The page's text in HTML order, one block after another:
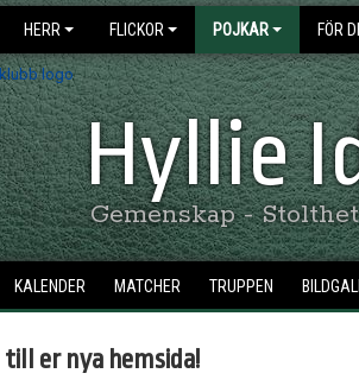
HERR FLICKOR POJKAR FÖR
Hyllie
Gemenskap -
KALENDER MATCHER TRUPPEN
er nya hemsida!